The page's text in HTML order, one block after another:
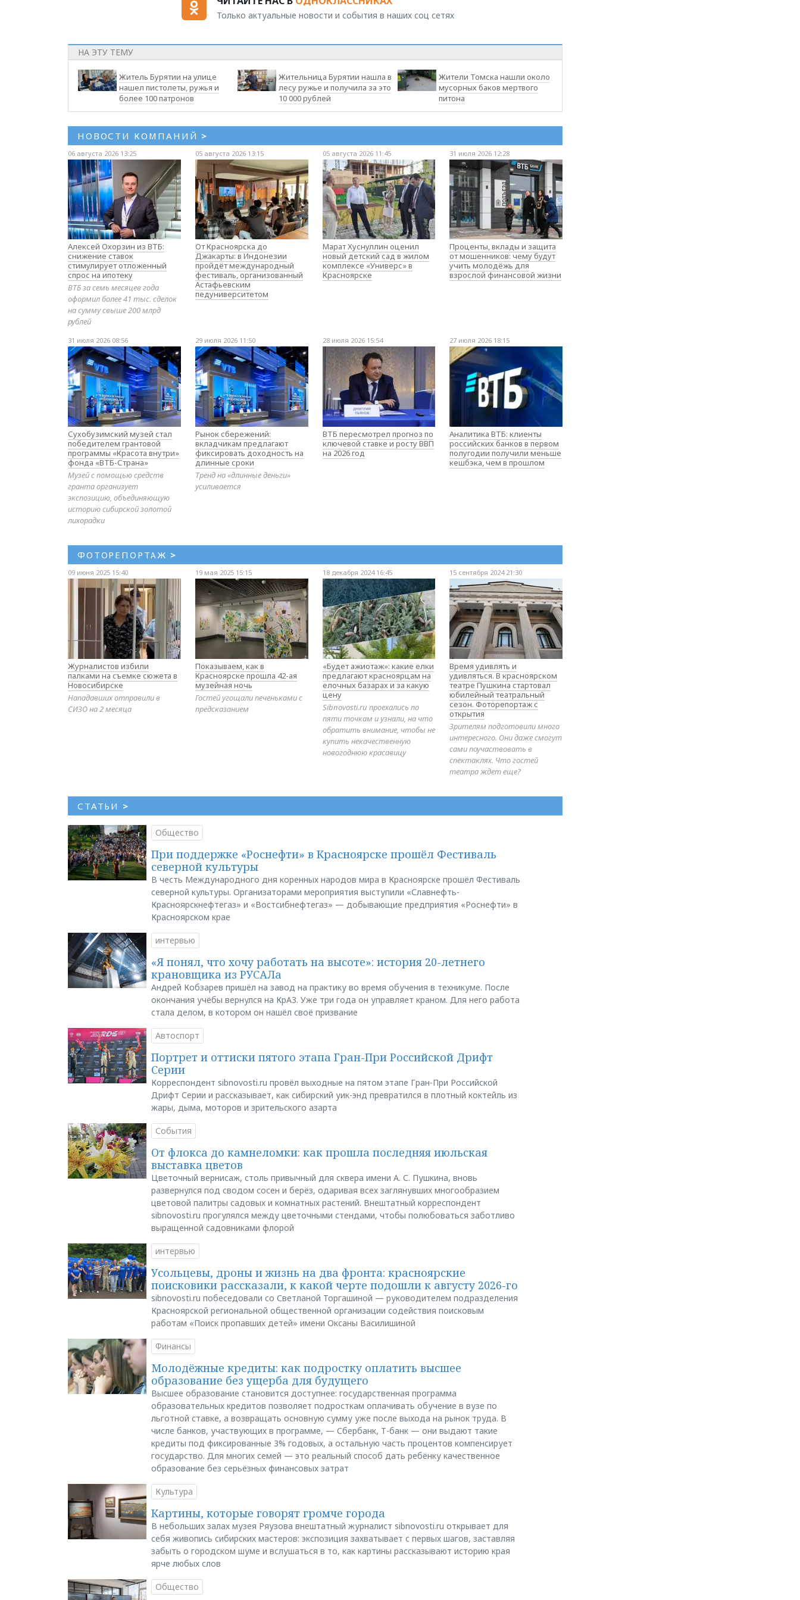
Только актуальные новости и события в наших соц сетях
НА ЭТУ ТЕМУ
Житель Бурятии на улице
нашел пистолеты, ружья и
более 100 патронов
Жительница Бурятии нашла в
лесу ружье и получила за это
10 000 рублей
Жители Томска нашли около
мусорных баков мертвого
питона
НОВОСТИ КОМПАНИЙ >
06 августа 2026 13:25
Алексей Охорзин из ВТБ:
снижение ставок
стимулирует отложенный
спрос на ипотеку
ВТБ за семь месяцев года
оформил более 41 тыс. сделок
на сумму свыше 200 млрд
рублей
05 августа 2026 13:15
От Красноярска до
Джакарты: в Индонезии
пройдёт международный
фестиваль, организованный
Астафьевским
педуниверситетом
05 августа 2026 11:45
Марат Хуснуллин оценил
новый детский сад в жилом
комплексе «Универс» в
Красноярске
31 июля 2026 12:28
Проценты, вклады и защита
от мошенников: чему будут
учить молодёжь для
взрослой финансовой жизни
31 июля 2026 08:56
Сухобузимский музей стал
победителем грантовой
программы «Красота внутри»
фонда «ВТБ-Страна»
Музей с помощью средств
гранта организует
экспозицию, объединяющую
историю сибирской золотой
лихорадки
29 июля 2026 11:50
Рынок сбережений:
вкладчикам предлагают
фиксировать доходность на
длинные сроки
Тренд на «длинные деньги»
усиливается
28 июля 2026 15:54
ВТБ пересмотрел прогноз по
ключевой ставке и росту ВВП
на 2026 год
27 июля 2026 18:15
Аналитика ВТБ: клиенты
российских банков в первом
полугодии получили меньше
кешбэка, чем в прошлом
ФОТОРЕПОРТАЖ >
09 июня 2025 15:40
Журналистов избили
палками на съемке сюжета в
Новосибирске
Нападавших отправили в
СИЗО на 2 месяца
19 мая 2025 15:15
Показываем, как в
Красноярске прошла 42-ая
музейная ночь
Гостей угощали печеньками с
предсказанием
18 декабря 2024 16:45
«Будет ажиотаж»: какие елки
предлагают красноярцам на
елочных базарах и за какую
цену
Sibnovosti.ru проехались по
пяти точкам и узнали, на что
обратить внимание, чтобы не
купить некачественную
новогоднюю красавицу
15 сентября 2024 21:30
Время удивлять и
удивляться. В красноярском
театре Пушкина стартовал
юбилейный театральный
сезон. Фоторепортаж с
открытия
Зрителям подготовили много
интересного. Они даже смогут
сами поучаствовать в
спектаклях. Что гостей
театра ждет еще?
СТАТЬИ >
Общество
При поддержке «Роснефти» в Красноярске прошёл Фестиваль
северной культуры
В честь Международного дня коренных народов мира в Красноярске прошёл Фестиваль
северной культуры. Организаторами мероприятия выступили «Славнефть-
Красноярскнефтегаз» и «Востсибнефтегаз» — добывающие предприятия «Роснефти» в
Красноярском крае
интервью
«Я понял, что хочу работать на высоте»: история 20-летнего
крановщика из РУСАЛа
Андрей Кобзарев пришёл на завод на практику во время обучения в техникуме. После
окончания учёбы вернулся на КрАЗ. Уже три года он управляет краном. Для него работа
стала делом, в котором он нашёл своё призвание
Автоспорт
Портрет и оттиски пятого этапа Гран-При Российской Дрифт
Серии
Корреспондент sibnovosti.ru провёл выходные на пятом этапе Гран-При Российской
Дрифт Серии и рассказывает, как сибирский уик-энд превратился в плотный коктейль из
жары, дыма, моторов и зрительского азарта
События
От флокса до камнеломки: как прошла последняя июльская
выставка цветов
Цветочный вернисаж, столь привычный для сквера имени А. С. Пушкина, вновь
развернулся под сводом сосен и берёз, одаривая всех заглянувших многообразием
цветовой палитры садовых и комнатных растений. Внештатный корреспондент
sibnovosti.ru прогулялся между цветочными стендами, чтобы полюбоваться заботливо
выращенной садовниками флорой
интервью
Усольцевы, дроны и жизнь на два фронта: красноярские
поисковики рассказали, к какой черте подошли к августу 2026-го
sibnovosti.ru побеседовали со Светланой Торгашиной — руководителем подразделения
Красноярской региональной общественной организации содействия поисковым
работам «Поиск пропавших детей» имени Оксаны Василишиной
Финансы
Молодёжные кредиты: как подростку оплатить высшее
образование без ущерба для будущего
Высшее образование становится доступнее: государственная программа
образовательных кредитов позволяет подросткам оплачивать обучение в вузе по
льготной ставке, а возвращать основную сумму уже после выхода на рынок труда. В
числе банков, участвующих в программе, — Сбербанк, Т-банк — они выдают такие
кредиты под фиксированные 3% годовых, а остальную часть процентов компенсирует
государство. Для многих семей — это реальный способ дать ребёнку качественное
образование без серьёзных финансовых затрат
Культура
Картины, которые говорят громче города
В небольших залах музея Ряузова внештатный журналист sibnovosti.ru открывает для
себя живопись сибирских мастеров: экспозиция захватывает с первых шагов, заставляя
забыть о городском шуме и вслушаться в то, как картины рассказывают историю края
ярче любых слов
Общество